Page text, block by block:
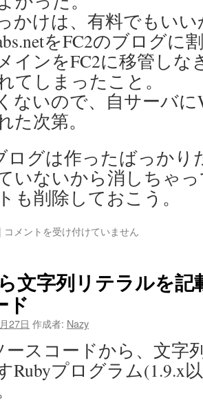
は
かけは、有料でもいい
をFC2のブログに
インをFC2に移管しな
てしまったこと。
ないので、自サーバに
た次第。
ログは作ったばっか
いないから消しちゃ
も削除しておこう。
| FC2
グ
か
ら
っ
し
て
き
コメントを受け付けていません
文字列リテラルを
ド
27日 作成者: Nazy
ースコードから、文字
Rubyプログラム(1.9.x